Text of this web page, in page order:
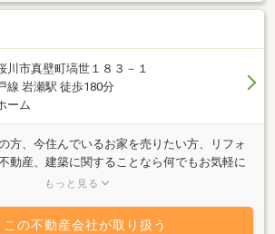
とリフォームを一体でご提案できるワンスト
しています。不動産とリフォームの両方に対
計画まで含めて、理想の住まいづくりをトー
ます。どうぞお気軽にご相談ください。
川市真壁町塙世１８３－１
線 岩瀬駅 徒歩180分
ーム
方、今住んでいるお家を売りたい方、リフォ
動産、建築に関することなら何でもお気軽に
社創業３０年の経験を活かし、トータルにお
もっと見る
この不動産会社が取り扱う